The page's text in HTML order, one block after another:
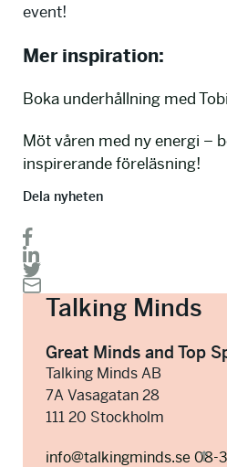
event!
Mer inspiration:
Boka underhållning med
Möt våren med ny energi –
inspirerande föreläsning!
Dela nyheten
Talking Minds
Great Minds and Top
Talking Minds AB
7A Vasagatan 28
111 20 Stockholm
info@talkingminds.se 08-